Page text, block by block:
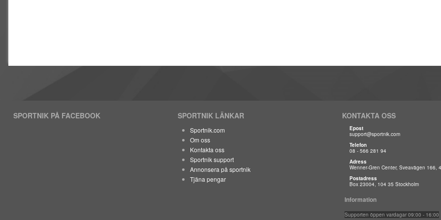
SPORTNIK PÅ FACEBOOK SPORTNIK LÄNKAR
Sportnik.com
Om oss
Kontakta oss
Sportnik support
Annonsera på sportnik
Tjäna pengar
KONTAKTA OSS
Epost
support@sportnik.com
Telefon
08 - 566 281 94
Adress
Wenner-Gren Center, Sveavägen 166,
Postadress
Box 23004, 104 35 Stockholm
Information
Supporten öppen vardagar 09:00 - 16:00